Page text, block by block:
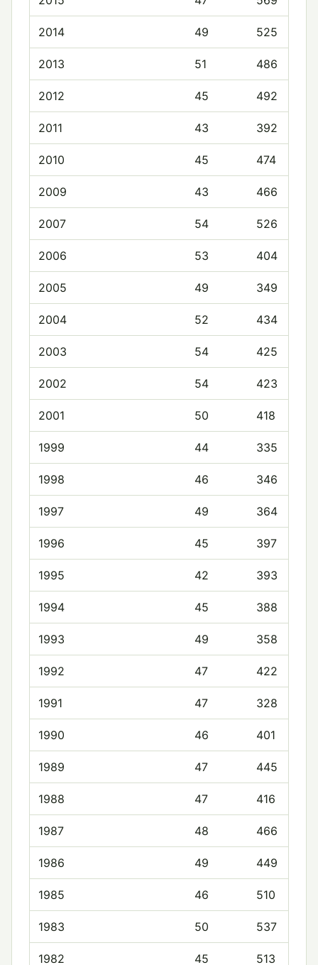
2014 49 525
2013 51 486
2012 45 492
2011 43 392
2010 45 474
2009 43 466
2007 54 526
2006 53 404
2005 49 349
2004 52 434
2003 54 425
2002 54 423
2001 50 418
1999 44 335
1998 46 346
1997 49 364
1996 45 397
1995 42 393
1994 45 388
1993 49 358
1992 47 422
1991 47 328
1990 46 401
1989 47 445
1988 47 416
1987 48 466
1986 49 449
1985 46 510
1983 50 537
1982 45 513